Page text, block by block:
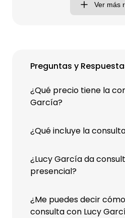
Preguntas y
¿Qué precio tiene la
García?
¿Qué incluye la
¿Lucy García da
presencial?
¿Me puedes decir
consulta con Lucy
Ver más